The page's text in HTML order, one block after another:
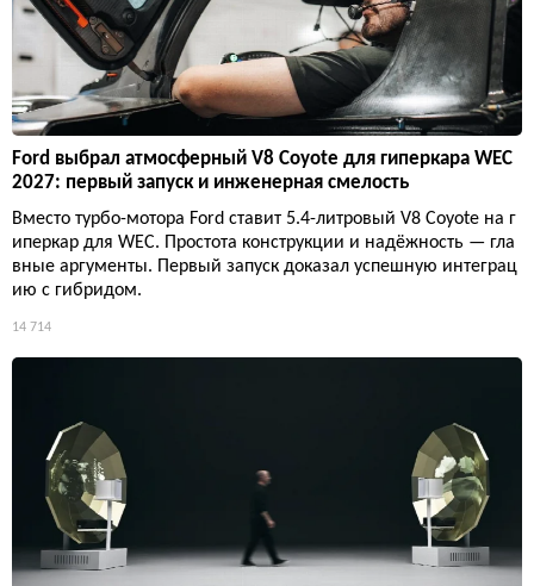
Ford выбрал атмосферный V8 Coyote для гиперкара WEC
2027: первый запуск и инженерная смелость
Вместо турбо-мотора Ford ставит 5.4-литровый V8 Coyote на г
иперкар для WEC. Простота конструкции и надёжность — гла
вные аргументы. Первый запуск доказал успешную интеграц
ию с гибридом.
14 714